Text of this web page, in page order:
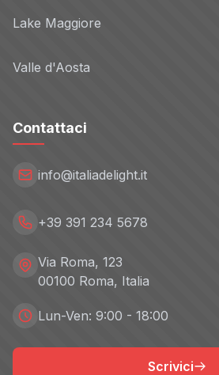
Lake Maggiore
Valle d'Aosta
Contattaci
info@italiadelight.it
+39 391 234 5678
Via Roma, 123
00100 Roma, Italia
Lun-Ven: 9:00 - 18:00
Scrivici